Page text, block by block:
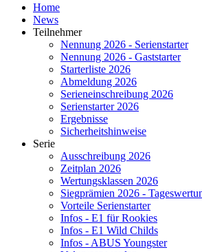
Home
News
Teilnehmer
Nennung 2026 - Serienstarter
Nennung 2026 - Gaststarter
Starterliste 2026
Abmeldung 2026
Serieneinschreibung 2026
Serienstarter 2026
Ergebnisse
Sicherheitshinweise
Serie
Ausschreibung 2026
Zeitplan 2026
Wertungsklassen 2026
Siegprämien 2026 -
Vorteile Serienstarter
Infos - E1 für Rookies
Infos - E1 Wild Childs
Infos - ABUS Youngster